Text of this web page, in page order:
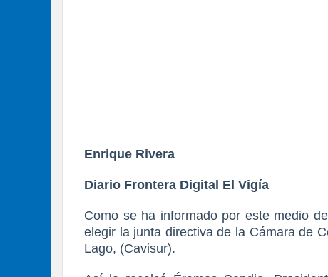
Enrique Rivera
Diario Frontera Digital El Vigía
Como se ha informado por este medio
elegir la junta directiva de la Cámara de
Lago, (Cavisur).